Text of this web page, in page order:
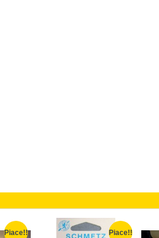
Piace!! Piace!!